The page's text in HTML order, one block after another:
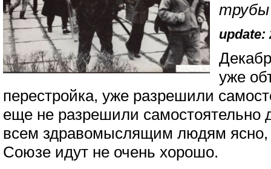
трубы
update:
уже
перестройка, уже разрешили
еще не разрешили самостоятельно
всем здравомыслящим людям ясно,
Союзе идут не очень хорошо.